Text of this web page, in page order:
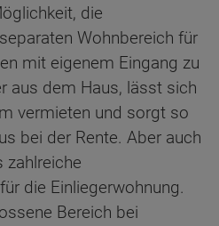
die
Wohnbereich für
mit eigenem Eingang zu
aus dem Haus, lässt sich
vermieten und sorgt so
bei der Rente. Aber auch
zahlreiche
die Einliegerwohnung.
Bereich bei